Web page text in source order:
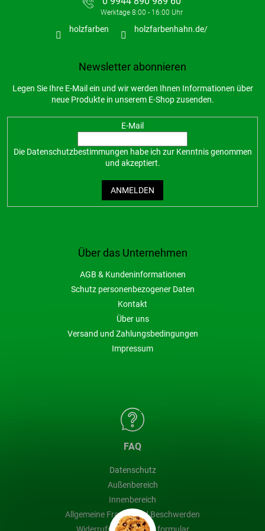
Über das Unternehmen
AGB & Kundeninformationen
Schutz personenbezogener Daten
Kontakt
Über uns
Versand und Zahlungsbedingungen
Impressum
FAQ
Datenschutz
Außenbereich
Innenbereich
Allgemeine Fragen und Beschwerden
holzfarben holzfarbenhahn.de/
Newsletter abonnieren
Legen Sie Ihre E-Mail ein und wir werden Ihnen Informationen über
neue Produkte in unserem E-Shop zusenden.
E-Mail
Die Datenschutzbestimmungen habe ich zur Kenntnis genommen
und akzeptiert.
ANMELDEN